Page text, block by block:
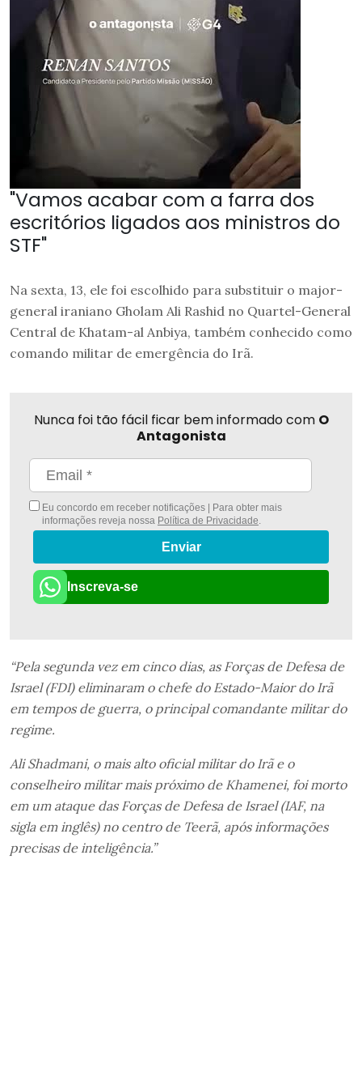
"Vamos acabar com a farra dos
escritórios ligados aos ministros do
STF"
Na sexta, 13, ele foi escolhido para substituir o major-
general iraniano Gholam Ali Rashid no Quartel-General
Central de Khatam-al Anbiya, também conhecido como
comando militar de emergência do Irã.
Nunca foi tão fácil ficar bem informado com O
Antagonista
Eu concordo em receber notificações | Para obter mais
informações reveja nossa Política de Privacidade.
Enviar
Inscreva-se
“Pela segunda vez em cinco dias, as Forças de Defesa de
Israel (FDI) eliminaram o chefe do Estado-Maior do Irã
em tempos de guerra, o principal comandante militar do
regime.
Ali Shadmani, o mais alto oficial militar do Irã e o
conselheiro militar mais próximo de Khamenei, foi morto
em um ataque das Forças de Defesa de Israel (IAF, na
sigla em inglês) no centro de Teerã, após informações
precisas de inteligência.”